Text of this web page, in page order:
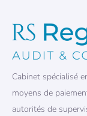
Cabinet spécialisé
moyens de
autorités de